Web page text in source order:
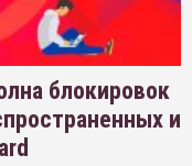
блокировок
и